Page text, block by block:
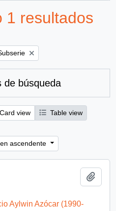
1 resultados
filter:
de búsqueda
Card view
Table view
ascendente
Aylwin Azócar (1990-